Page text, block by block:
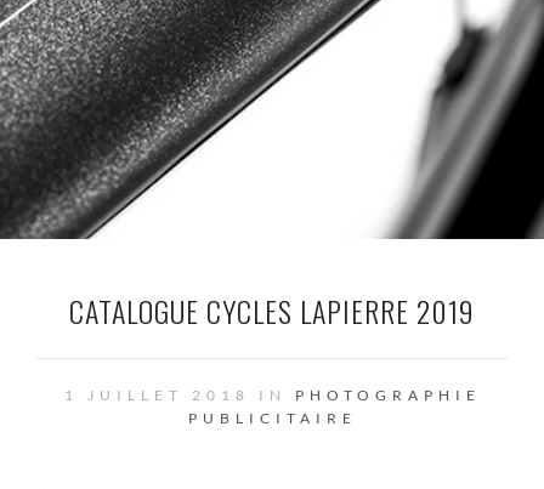
CATALOGUE CYCLES LAPIERRE 2019
1 JUILLET 2018 IN PHOTOGRAPHIE
PUBLICITAIRE